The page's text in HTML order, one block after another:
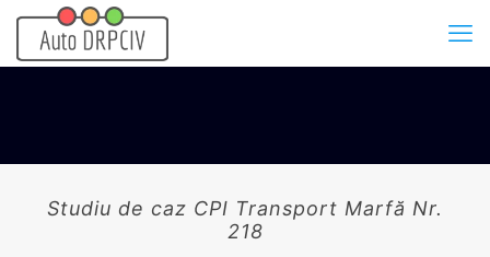
Studiu de caz CPI Transport Marfă Nr.
218